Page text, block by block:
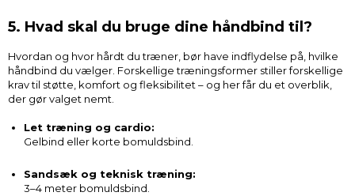
5. Hvad skal du bruge dine håndbind til?
Hvordan og hvor hårdt du træner, bør have indflydelse på, hvilke
håndbind du vælger. Forskellige træningsformer stiller forskellige
krav til støtte, komfort og fleksibilitet – og her får du et overblik,
der gør valget nemt.
Let træning og cardio:
Gelbind eller korte bomuldsbind.
Sandsæk og teknisk træning:
3–4 meter bomuldsbind.